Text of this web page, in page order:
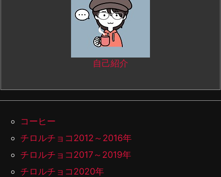
自己紹介
コーヒー
チロルチョコ2012～2016年
チロルチョコ2017～2019年
チロルチョコ2020年